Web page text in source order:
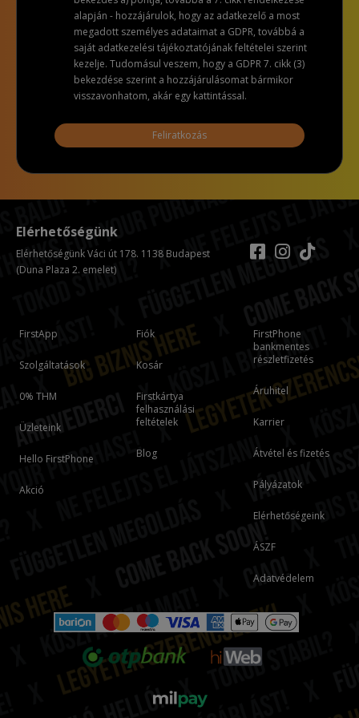
alapján - hozzájárulok, hogy az adatkezelő a most
megadott személyes adataimat a GDPR, továbbá a
saját adatkezelési tájékoztatójának feltételei szerint
kezelje. Tudomásul veszem, hogy a GDPR 7. cikk (3)
bekezdése szerint a hozzájárulásomat bármikor
visszavonhatom, akár egy kattintással.
Feliratkozás
FirstApp
Szolgáltatások
0% THM
Üzleteink
Hello FirstPhone
Akció
Fiók
Kosár
Firstkártya
felhasználási
feltételek
Blog
FirstPhone
bankmentes
részletfizetés
Áruhitel
Karrier
Átvétel és fizetés
Pályázatok
Elérhetőségeink
ÁSZF
Adatvédelem
Elérhetőségünk
Elérhetőségünk Váci út 178. 1138 Budapest
(Duna Plaza 2. emelet)